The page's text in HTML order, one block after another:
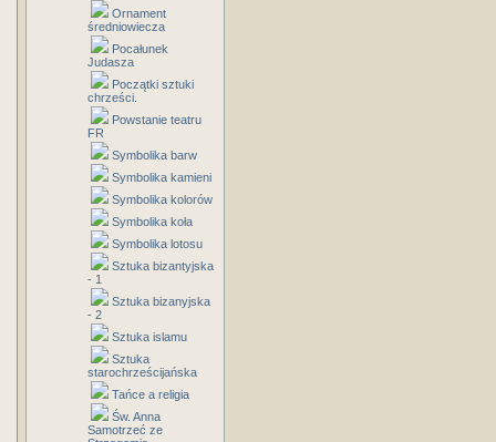
Ornament
średniowiecza
Pocałunek
Judasza
Początki sztuki
chrześci.
Powstanie teatru
FR
Symbolika barw
Symbolika kamieni
Symbolika kolorów
Symbolika koła
Symbolika lotosu
Sztuka bizantyjska
- 1
Sztuka bizanyjska
- 2
Sztuka islamu
Sztuka
starochrześcijańska
Tańce a religia
Św. Anna
Samotrzeć ze